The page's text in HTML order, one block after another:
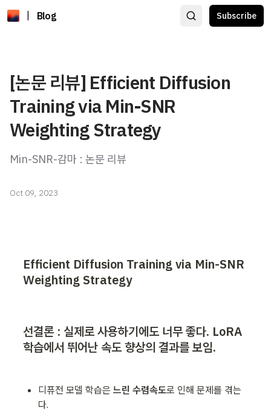
Blog Subscribe
[논문 리뷰] Efficient Diffusion
Training via Min-SNR
Weighting Strategy
Min-SNR-감마 : 논문 리뷰
Oct 09, 2023
Efficient Diffusion Training via Min-SNR
Weighting Strategy
선결론 : 실제로 사용하기에도 너무 좋다. LoRA
학습에서 뛰어난 속도 향상의 결과를 보임.
디퓨전 모델 학습은 느린 수렴속도로 인해 문제를 겪는
다.